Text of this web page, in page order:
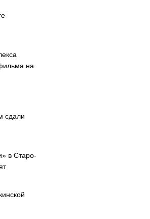
на
сдали
в Старо-